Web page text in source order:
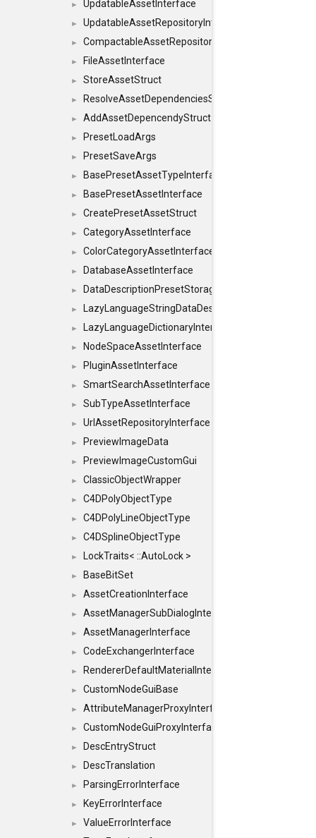
► UpdatableAssetInterface
► UpdatableAssetRepositoryInterface
► CompactableAssetRepositoryInterface
► FileAssetInterface
► StoreAssetStruct
► ResolveAssetDependenciesStruct
► AddAssetDepencendyStruct
► PresetLoadArgs
► PresetSaveArgs
► BasePresetAssetTypeInterface
► BasePresetAssetInterface
► CreatePresetAssetStruct
► CategoryAssetInterface
► ColorCategoryAssetInterface
► DatabaseAssetInterface
► DataDescriptionPresetStorageInterface
►
► LazyLanguageDictionaryInterface
► NodeSpaceAssetInterface
► PluginAssetInterface
► SmartSearchAssetInterface
► SubTypeAssetInterface
► UrlAssetRepositoryInterface
► PreviewImageData
► PreviewImageCustomGui
► ClassicObjectWrapper
► C4DPolyObjectType
► C4DPolyLineObjectType
► C4DSplineObjectType
► LockTraits< ::AutoLock >
► BaseBitSet
► AssetCreationInterface
► AssetManagerSubDialogInterface
► AssetManagerInterface
► CodeExchangerInterface
► RendererDefaultMaterialInterface
► CustomNodeGuiBase
► AttributeManagerProxyInterface
► CustomNodeGuiProxyInterface
► DescEntryStruct
► DescTranslation
► ParsingErrorInterface
► KeyErrorInterface
► ValueErrorInterface